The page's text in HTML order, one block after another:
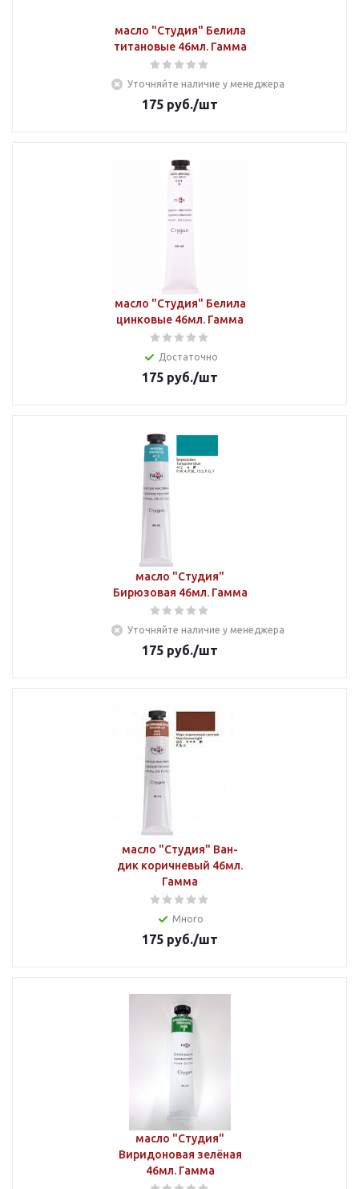
масло "Студия" Белила
титановые 46мл. Гамма
Уточняйте наличие у менеджера
175 руб./шт
масло "Студия" Белила
цинковые 46мл. Гамма
Достаточно
175 руб./шт
масло "Студия"
Бирюзовая 46мл. Гамма
Уточняйте наличие у менеджера
175 руб./шт
масло "Студия" Ван-
дик коричневый 46мл.
Гамма
Много
175 руб./шт
масло "Студия"
Виридоновая зелёная
46мл. Гамма